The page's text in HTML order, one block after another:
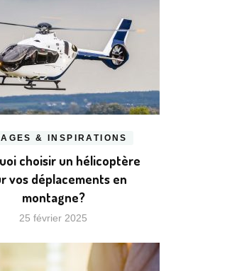
& INSPIRATIONS
choisir un hélicoptère
vos déplacements en
montagne?
25 février 2025